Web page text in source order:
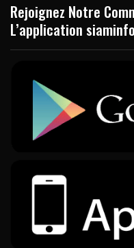
Rejoignez Notre
L’application